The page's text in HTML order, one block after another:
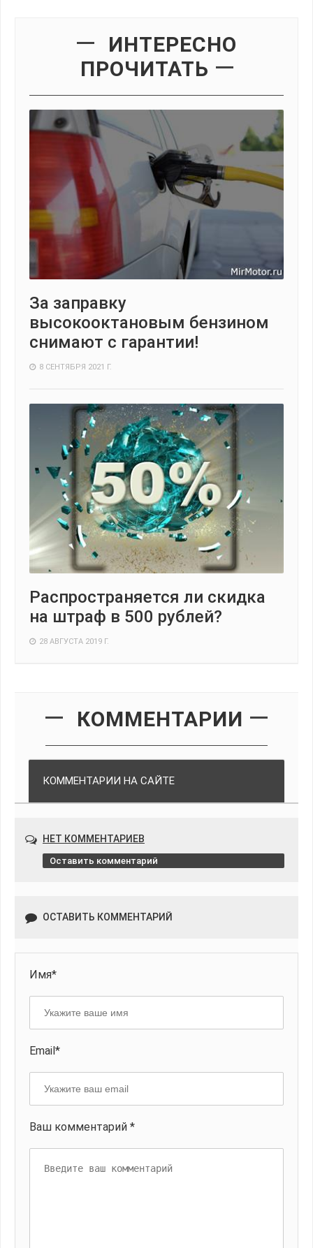
ИНТЕРЕСНО
ПРОЧИТАТЬ
За заправку
высокооктановым бензином
снимают с гарантии!
8 СЕНТЯБРЯ 2021 Г.
Распространяется ли скидка
на штраф в 500 рублей?
28 АВГУСТА 2019 Г.
КОММЕНТАРИИ
КОММЕНТАРИИ НА САЙТЕ
НЕТ КОММЕНТАРИЕВ
Оставить комментарий
ОСТАВИТЬ КОММЕНТАРИЙ
Имя*
Email*
Ваш комментарий *